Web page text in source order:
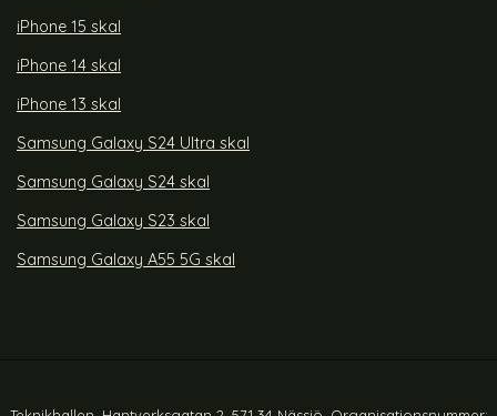
iPhone 15 skal
iPhone 14 skal
iPhone 13 skal
Samsung Galaxy S24 Ultra skal
Samsung Galaxy S24 skal
Samsung Galaxy S23 skal
Samsung Galaxy A55 5G skal